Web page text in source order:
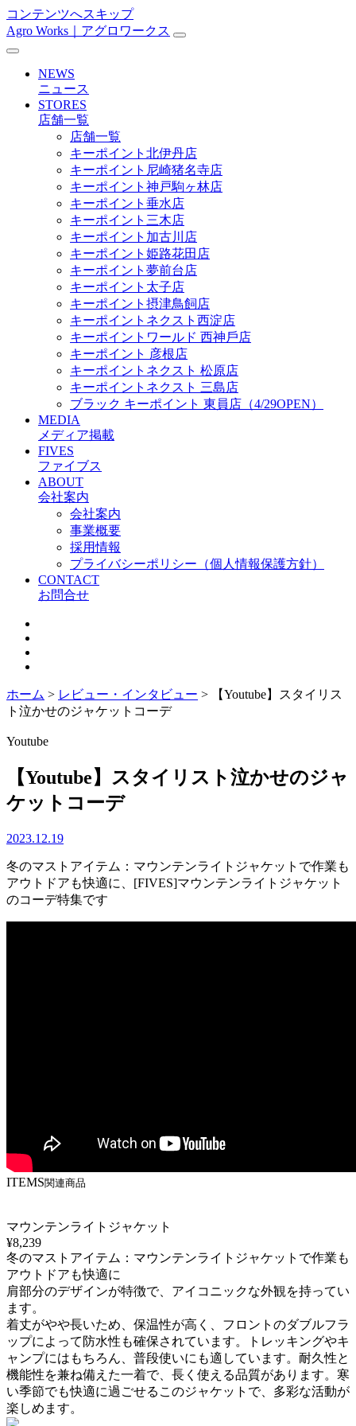
コンテンツへスキップ
メ
イ
Agro Works｜アグロワークス
NEWS
ニュース
STORES
店舗一覧
店舗一覧
キーポイント北伊丹店
キーポイント尼崎猪名寺店
キーポイント神戸駒ヶ林店
キーポイント垂水店
キーポイント三木店
キーポイント加古川店
キーポイント姫路花田店
キーポイント夢前台店
キーポイント太子店
キーポイント摂津鳥飼店
キーポイントネクスト西淀店
キーポイントワールド ⻄神戶店
キーポイント 彦根店
キーポイントネクスト 松原店
キーポイントネクスト 三島店
ブラック キーポイント 東員店（4/29OPEN）
MEDIA
メディア掲載
FIVES
ファイブス
ABOUT
会社案内
会社案内
事業概要
採用情報
プライバシーポリシー（個人情報保護方針）
CONTACT
お問合せ
ホーム > レビュー・インタビュー >
【Youtube】スタイリス
ト泣かせのジャケットコーデ
Youtube
【Youtube】スタイリスト泣かせのジャ
ケットコーデ
2023.12.19
冬のマストアイテム：マウンテンライトジャケットで作業も
アウトドアも快適に、[FIVES]マウンテンライトジャケット
のコーデ特集です
ITEMS関連商品
マウンテンライトジャケット
¥8,239
冬のマストアイテム：マウンテンライトジャケットで作業も
アウトドアも快適に
肩部分のデザインが特徴で、アイコニックな外観を持ってい
ます。
着丈がやや長いため、保温性が高く、フロントのダブルフラ
ップによって防水性も確保されています。トレッキングやキ
ャンプにはもちろん、普段使いにも適しています。耐久性と
機能性を兼ね備えた一着で、長く使える品質があります。寒
い季節でも快適に過ごせるこのジャケットで、多彩な活動が
楽しめます。